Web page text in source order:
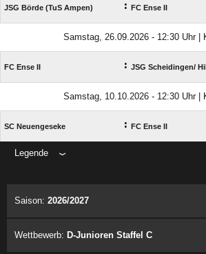
JSG Börde (TuS Ampen) : FC Ense II
Samstag, 26.09.2026 - 12:30 Uhr |
FC Ense II : JSG Scheidingen/​
Samstag, 10.10.2026 - 12:30 Uhr |
SC Neuengeseke : FC Ense II
Legende
Saison: 2026/2027
Wettbewerb: D-Junioren Staffel C